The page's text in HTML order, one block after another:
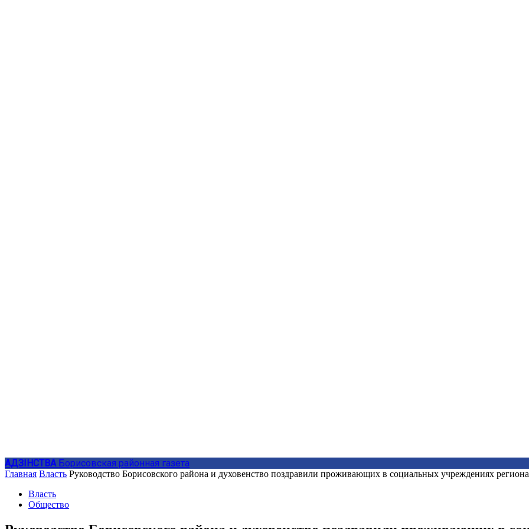
АДЗIНСТВА Борисовская районная газета
Главная Власть Руководство Борисовского района и духовенство поздравили проживающих в социальных учреждениях
Власть
Общество